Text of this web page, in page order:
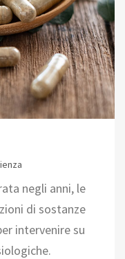
negli anni, le
di sostanze
intervenire su